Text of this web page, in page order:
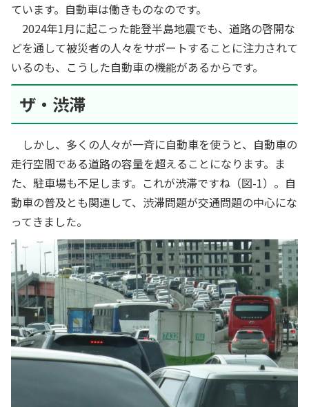
ています。自動車は働きものなのです。
2024年1月に起こった能登半島地震でも、道路の啓開な
どを通して被災者の人々をサポートすることに注力されて
いるのも、こうした自動車の機能があるからです。
ザ・渋滞
しかし、多くの人々が一斉に自動車を使うと、自動車の
走行空間である道路の容量を超えることになります。ま
た、駐車場も不足します。これが渋滞ですね（図-1）。自
動車の普及とも関連して、渋滞問題が交通問題の中心にな
ってきました。